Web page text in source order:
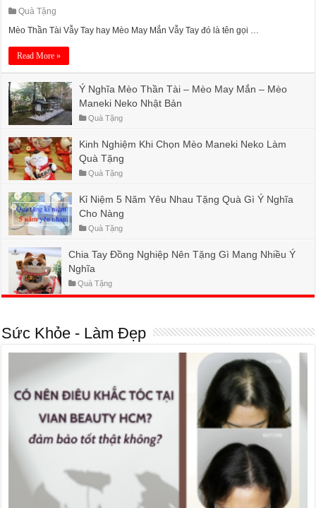
Quà Tặng
Mèo Thần Tài Vẫy Tay hay Mèo May Mắn Vẫy Tay đó là tên gọi …
Read More »
Ý Nghĩa Mèo Thần Tài – Mèo May Mắn – Mèo
Maneki Neko Nhật Bản
Quà Tặng
Kinh Nghiệm Khi Chọn Mèo Maneki Neko Làm
Quà Tặng
Quà Tặng
Kỉ Niệm 5 Năm Yêu Nhau Tặng Quà Gì Ý Nghĩa
Cho Nàng
Quà Tặng
Chia Tay Đồng Nghiệp Nên Tặng Gì Mang Nhiều Ý
Nghĩa
Quà Tặng
Sức Khỏe - Làm Đẹp